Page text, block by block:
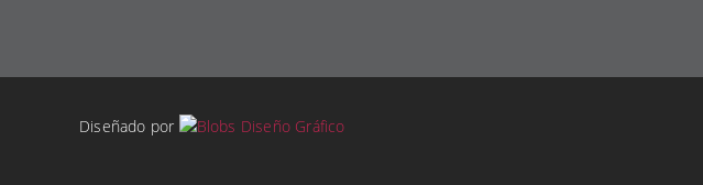
Diseñado por